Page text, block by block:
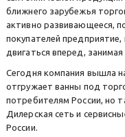
ближнего зарубежья
активно развивающееся,
покупателей
двигаться вперед,
Сегодня компания вышла
отгружает ванны под
потребителям России, но
Дилерская сеть и
России.